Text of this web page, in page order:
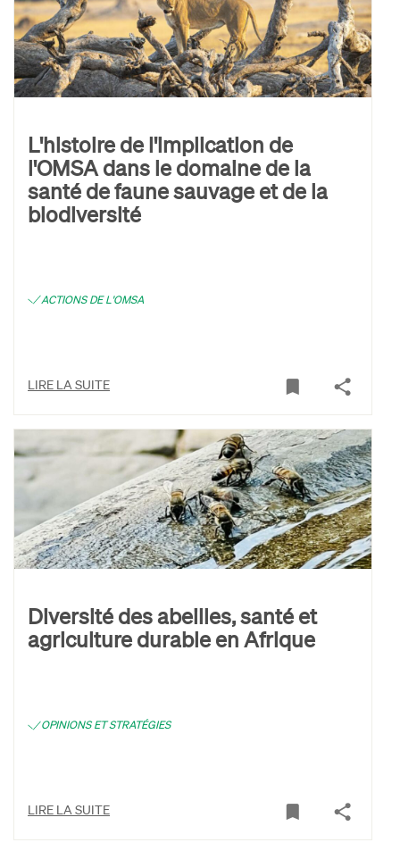
L'histoire de l'implication de
l'OMSA dans le domaine de la
santé de faune sauvage et de la
biodiversité
ACTIONS DE L'OMSA
LIRE LA SUITE
Diversité des abeilles, santé et
agriculture durable en Afrique
OPINIONS ET STRATÉGIES
LIRE LA SUITE